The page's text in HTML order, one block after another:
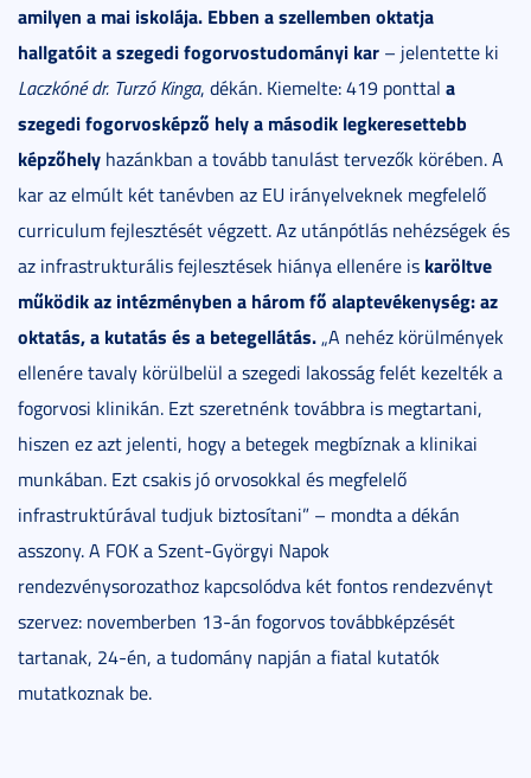
amilyen a mai iskolája. Ebben a szellemben oktatja
hallgatóit a szegedi fogorvostudományi kar – jelentette ki
Laczkóné dr. Turzó Kinga, dékán. Kiemelte: 419 ponttal a
szegedi fogorvosképző hely a második legkeresettebb
képzőhely hazánkban a tovább tanulást tervezők körében. A
kar az elmúlt két tanévben az EU irányelveknek megfelelő
curriculum fejlesztését végzett. Az utánpótlás nehézségek és
az infrastrukturális fejlesztések hiánya ellenére is karöltve
működik az intézményben a három fő alaptevékenység: az
oktatás, a kutatás és a betegellátás. „A nehéz körülmények
ellenére tavaly körülbelül a szegedi lakosság felét kezelték a
fogorvosi klinikán. Ezt szeretnénk továbbra is megtartani,
hiszen ez azt jelenti, hogy a betegek megbíznak a klinikai
munkában. Ezt csakis jó orvosokkal és megfelelő
infrastruktúrával tudjuk biztosítani” – mondta a dékán
asszony. A FOK a Szent-Györgyi Napok
rendezvénysorozathoz kapcsolódva két fontos rendezvényt
szervez: novemberben 13-án fogorvos továbbképzését
tartanak, 24-én, a tudomány napján a fiatal kutatók
mutatkoznak be.